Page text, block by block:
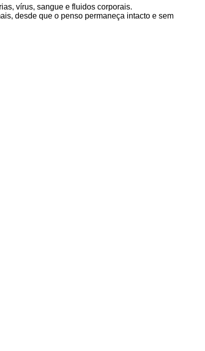
vírus, sangue e fluidos corporais.
desde que o penso permaneça intacto e sem